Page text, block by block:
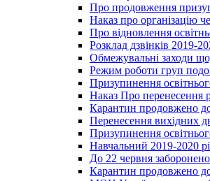
Про продовження
Наказ про організацію
Про відновлення
Розклад дзвінків 2019-
Обмежувальні заходи
Режим роботи груп
Призупинення
Наказ Про перенесення
Карантин продовжено
Перенесення вихідних
Призупинення
Навчальний 2019-2020
До 22 червня заборонено
Карантин продовжено